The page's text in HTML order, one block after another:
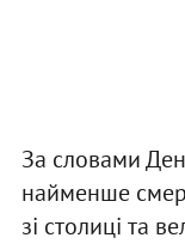
За словами
найменше
зі столиці та